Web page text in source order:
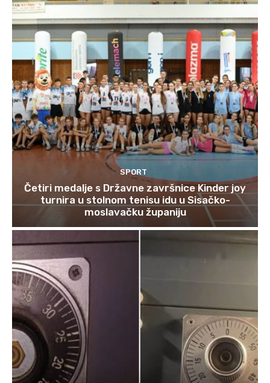
SPORT
Četiri medalje s Državne završnice Kinder joy
turnira u stolnom tenisu idu u Sisačko-
moslavačku županiju